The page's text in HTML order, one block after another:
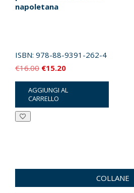
napoletana
ISBN: 978-88-9391-262-4
€16.00 Il
prezzo
originale
era:
€15.20Il
prezzo
attuale
è:
AGGIUNGI AL
CARRELLO
COLLANE